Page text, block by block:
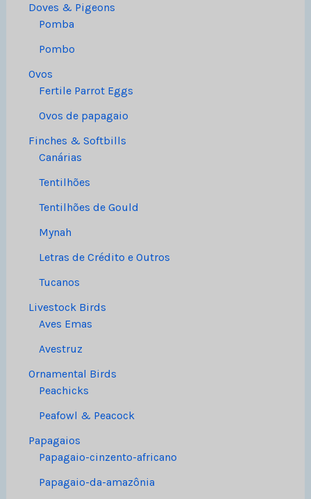
Doves & Pigeons
Pomba
Pombo
Ovos
Fertile Parrot Eggs
Ovos de papagaio
Finches & Softbills
Canárias
Tentilhões
Tentilhões de Gould
Mynah
Letras de Crédito e Outros
Tucanos
Livestock Birds
Aves Emas
Avestruz
Ornamental Birds
Peachicks
Peafowl & Peacock
Papagaios
Papagaio-cinzento-africano
Papagaio-da-amazônia